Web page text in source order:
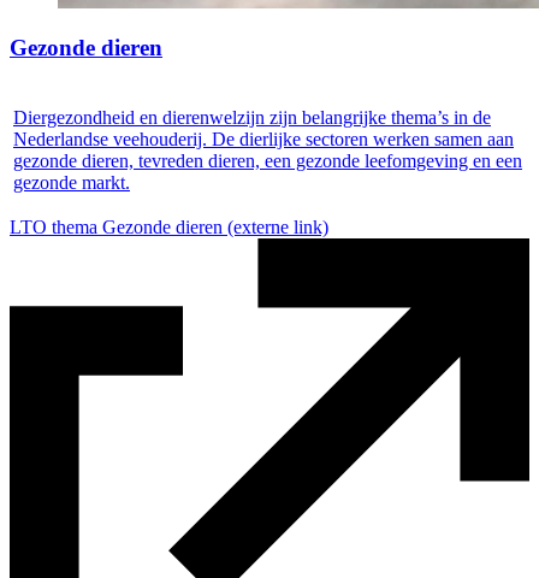
Gezonde dieren
Diergezondheid en dierenwelzijn zijn belangrijke thema’s in de
Nederlandse veehouderij. De dierlijke sectoren werken samen aan
gezonde dieren, tevreden dieren, een gezonde leefomgeving en een
gezonde markt.
LTO thema Gezonde dieren (externe link)